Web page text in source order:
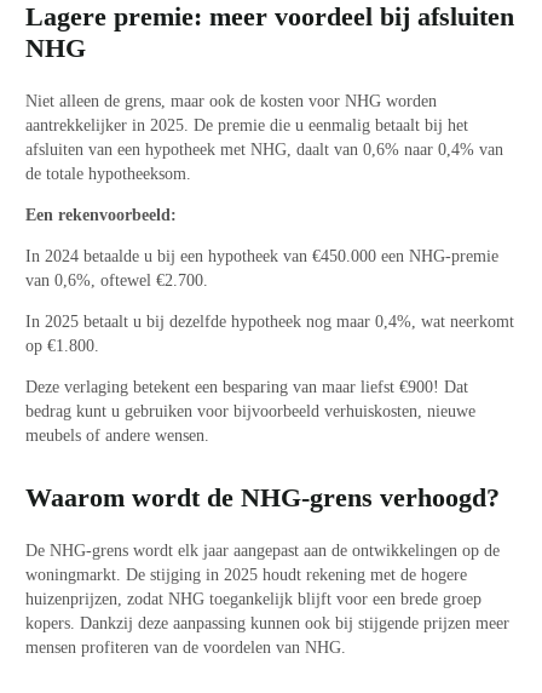
Lagere premie: meer voordeel bij afsluiten
NHG
Niet alleen de grens, maar ook de kosten voor NHG worden
aantrekkelijker in 2025. De premie die u eenmalig betaalt bij het
afsluiten van een hypotheek met NHG, daalt van 0,6% naar 0,4% van
de totale hypotheeksom.
Een rekenvoorbeeld:
In 2024 betaalde u bij een hypotheek van €450.000 een NHG-premie
van 0,6%, oftewel €2.700.
In 2025 betaalt u bij dezelfde hypotheek nog maar 0,4%, wat neerkomt
op €1.800.
Deze verlaging betekent een besparing van maar liefst €900! Dat
bedrag kunt u gebruiken voor bijvoorbeeld verhuiskosten, nieuwe
meubels of andere wensen.
Waarom wordt de NHG-grens verhoogd?
De NHG-grens wordt elk jaar aangepast aan de ontwikkelingen op de
woningmarkt. De stijging in 2025 houdt rekening met de hogere
huizenprijzen, zodat NHG toegankelijk blijft voor een brede groep
kopers. Dankzij deze aanpassing kunnen ook bij stijgende prijzen meer
mensen profiteren van de voordelen van NHG.